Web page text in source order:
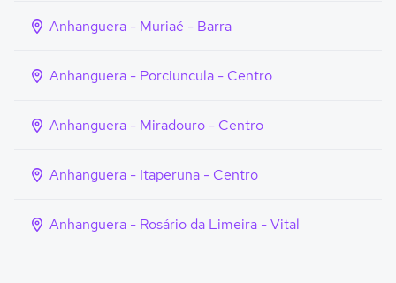
Anhanguera - Muriaé - Barra
Anhanguera - Porciuncula - Centro
Anhanguera - Miradouro - Centro
Anhanguera - Itaperuna - Centro
Anhanguera - Rosário da Limeira - Vital